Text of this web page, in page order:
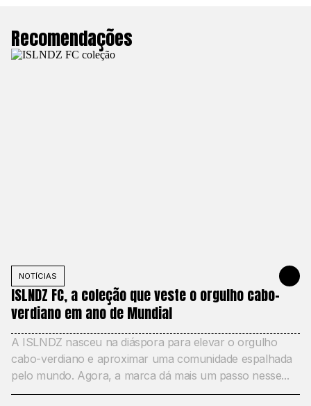
Recomendações
NOTÍCIAS 25 DE
ISLNDZ FC, a coleção que veste o orgulho cabo-
verdiano em ano de Mundial
A ISLNDZ nasceu na diáspora para elevar o orgulho
cabo-verdiano e aproximar uma comunidade espalhada
pelo mundo. Agora, a marca dá mais um passo nesse...